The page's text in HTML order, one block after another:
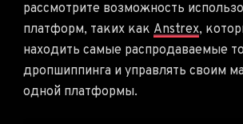
рассмотрите возможность
платформ, таких как Anstrex,
находить самые распродаваемые
дропшиппинга и управлять своим
одной платформы.